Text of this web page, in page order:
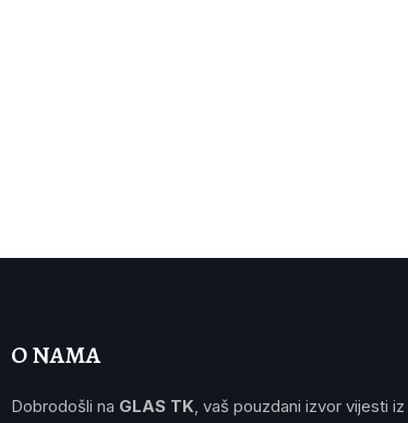
O NAMA
Dobrodošli na GLAS TK, vaš pouzdani izvor vijesti